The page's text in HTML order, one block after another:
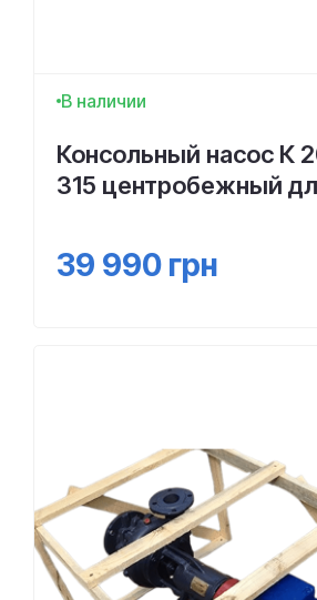
В наличии
Консольный насос К
315 центробежный
39 990 грн